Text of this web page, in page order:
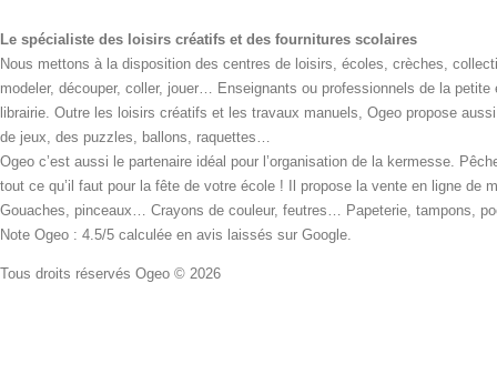
Le spécialiste des loisirs créatifs et des fournitures scolaires
Nous mettons à la disposition des centres de loisirs, écoles, crèches,
modeler, découper, coller, jouer… Enseignants ou professionnels de la
librairie. Outre les loisirs créatifs et les travaux manuels, Ogeo propose
de jeux, des puzzles, ballons, raquettes…
Ogeo c’est aussi le partenaire idéal pour l’organisation de la kermesse.
tout ce qu’il faut pour la fête de votre école ! Il propose la vente en ligne
Gouaches, pinceaux… Crayons de couleur, feutres… Papeterie, tampons,
Note Ogeo : 4.5/5 calculée en avis laissés sur Google.
Tous droits réservés Ogeo © 2026